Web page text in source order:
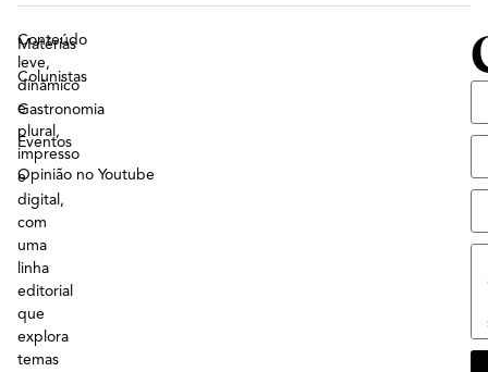
Conteúdo
leve,
dinâmico
e
plural,
impresso
e
digital,
com
uma
linha
editorial
que
explora
temas
Matérias
Colunistas
Gastronomia
Eventos
Opinião no Youtube